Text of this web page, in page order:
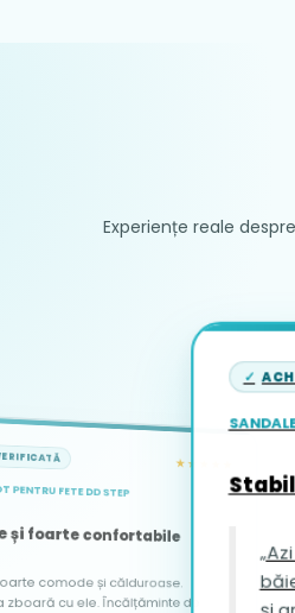
Experiențe reale
★★★★★
PENTRU FETE DD STEP
și foarte confortabile
comode și călduroase.
ele. Încălțăminte de